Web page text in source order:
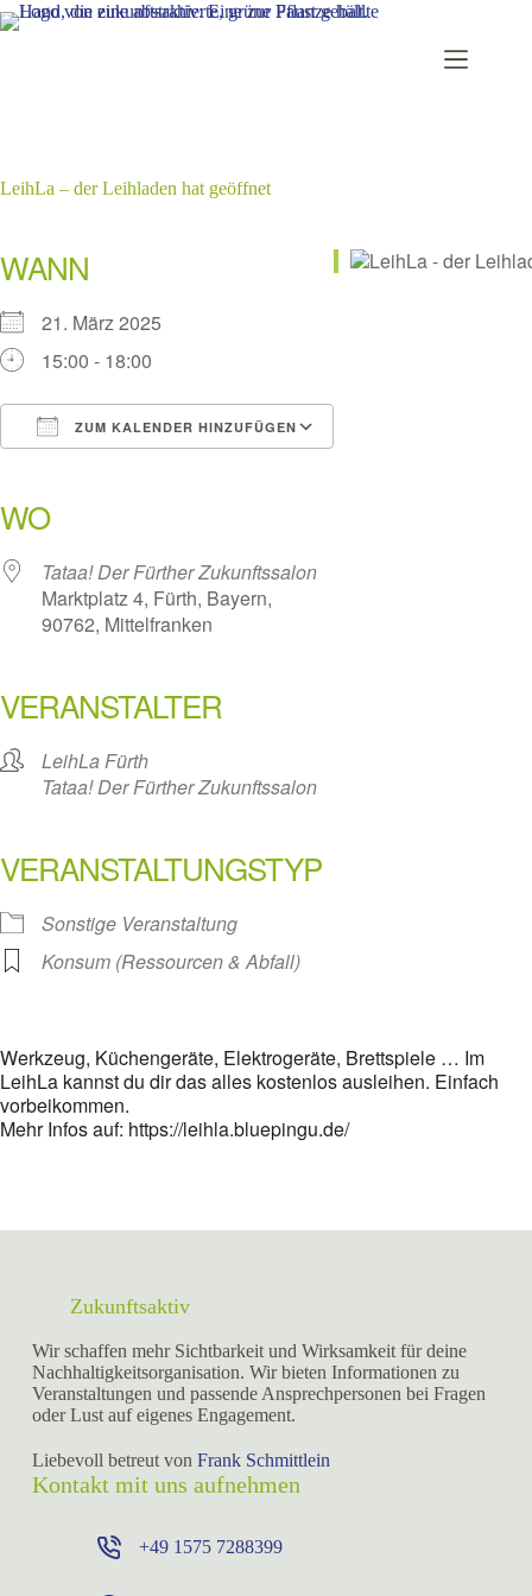
Zum
Inhalt
LeihLa – der Leihladen hat geöffnet
WANN
21. März 2025
15:00 - 18:00
ZUM KALENDER HINZUFÜGEN
WO
Tataa! Der Fürther Zukunftssalon
Marktplatz 4, Fürth, Bayern,
90762, Mittelfranken
VERANSTALTER
LeihLa Fürth
Tataa! Der Fürther Zukunftssalon
VERANSTALTUNGSTYP
Sonstige Veranstaltung
Konsum (Ressourcen & Abfall)
Werkzeug, Küchengeräte, Elektrogeräte, Brettspiele … Im
LeihLa kannst du dir das alles kostenlos ausleihen. Einfach
vorbeikommen.
Mehr Infos auf: https://leihla.bluepingu.de/
Zukunftsaktiv
Wir schaffen mehr Sichtbarkeit und Wirksamkeit für deine
Nachhaltigkeitsorganisation. Wir bieten Informationen zu
Veranstaltungen und passende Ansprechpersonen bei Fragen
oder Lust auf eigenes Engagement.
Liebevoll betreut von Frank Schmittlein
Kontakt mit uns aufnehmen
+49 ⁨1575 7288399⁩